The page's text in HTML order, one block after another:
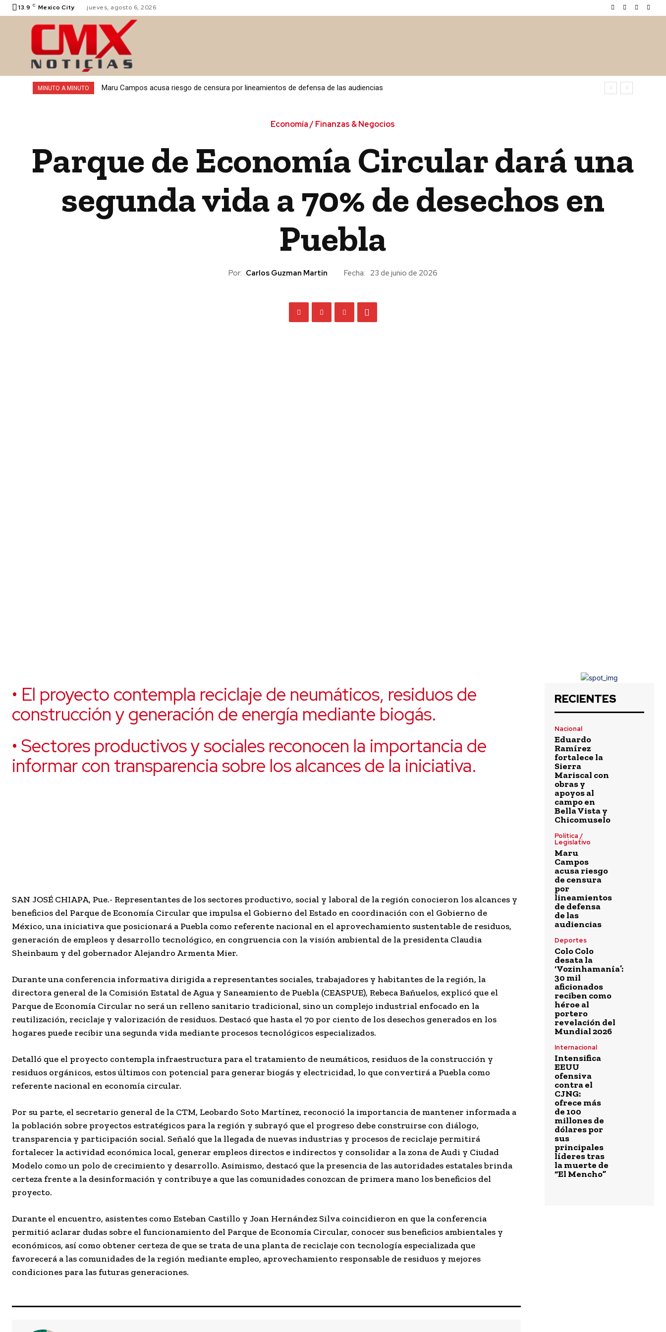
13.9 C Mexico City jueves, agosto 6, 2026
MINUTO A MINUTO Maru Campos acusa riesgo de censura por lineamientos de defensa de las audiencias
Economía / Finanzas & Negocios
Parque de Economía Circular dará una
segunda vida a 70% de desechos en
Puebla
Por: Carlos Guzman Martín Fecha: 23 de junio de 2026
• El proyecto contempla reciclaje de neumáticos, residuos de
construcción y generación de energía mediante biogás.
• Sectores productivos y sociales reconocen la importancia de
informar con transparencia sobre los alcances de la iniciativa.
SAN JOSÉ CHIAPA, Pue.- Representantes de los sectores productivo, social y laboral de la región conocieron los alcances y
beneficios del Parque de Economía Circular que impulsa el Gobierno del Estado en coordinación con el Gobierno de
México, una iniciativa que posicionará a Puebla como referente nacional en el aprovechamiento sustentable de residuos,
generación de empleos y desarrollo tecnológico, en congruencia con la visión ambiental de la presidenta Claudia
Sheinbaum y del gobernador Alejandro Armenta Mier.
Durante una conferencia informativa dirigida a representantes sociales, trabajadores y habitantes de la región, la
directora general de la Comisión Estatal de Agua y Saneamiento de Puebla (CEASPUE), Rebeca Bañuelos, explicó que el
Parque de Economía Circular no será un relleno sanitario tradicional, sino un complejo industrial enfocado en la
reutilización, reciclaje y valorización de residuos. Destacó que hasta el 70 por ciento de los desechos generados en los
hogares puede recibir una segunda vida mediante procesos tecnológicos especializados.
Detalló que el proyecto contempla infraestructura para el tratamiento de neumáticos, residuos de la construcción y
residuos orgánicos, estos últimos con potencial para generar biogás y electricidad, lo que convertirá a Puebla como
referente nacional en economía circular.
Por su parte, el secretario general de la CTM, Leobardo Soto Martínez, reconoció la importancia de mantener informada a
la población sobre proyectos estratégicos para la región y subrayó que el progreso debe construirse con diálogo,
transparencia y participación social. Señaló que la llegada de nuevas industrias y procesos de reciclaje permitirá
fortalecer la actividad económica local, generar empleos directos e indirectos y consolidar a la zona de Audi y Ciudad
Modelo como un polo de crecimiento y desarrollo. Asimismo, destacó que la presencia de las autoridades estatales brinda
certeza frente a la desinformación y contribuye a que las comunidades conozcan de primera mano los beneficios del
proyecto.
Durante el encuentro, asistentes como Esteban Castillo y Joan Hernández Silva coincidieron en que la conferencia
permitió aclarar dudas sobre el funcionamiento del Parque de Economía Circular, conocer sus beneficios ambientales y
económicos, así como obtener certeza de que se trata de una planta de reciclaje con tecnología especializada que
favorecerá a las comunidades de la región mediante empleo, aprovechamiento responsable de residuos y mejores
condiciones para las futuras generaciones.
RECIENTES
Nacional
Eduardo
Ramírez
fortalece la
Sierra
Mariscal con
obras y
apoyos al
campo en
Bella Vista y
Chicomuselo
Política /
Legislativo
Maru
Campos
acusa riesgo
de censura
por
lineamientos
de defensa
de las
audiencias
Deportes
Colo Colo
desata la
‘Vozinhamanía’:
30 mil
aficionados
reciben como
héroe al
portero
revelación del
Mundial 2026
Internacional
Intensifica
EEUU
ofensiva
contra el
CJNG:
ofrece más
de 100
millones de
dólares por
sus
principales
líderes tras
la muerte de
“El Mencho”